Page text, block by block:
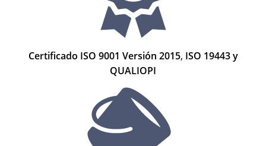
Certificado ISO 9001 Versión 2015, ISO 19443 y
QUALIOPI